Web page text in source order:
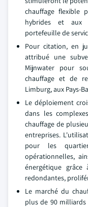
chauffage flexible
hybrides et aux
portefeuille de
Pour citation, en
attribué une
Mijnwater pour
chauffage et de
Limburg, aux Pays-
Le déploiement
dans les
chauffage de
entreprises.
pour les
opérationnelles,
énergétique
redondantes,
Le marché du
plus de 90